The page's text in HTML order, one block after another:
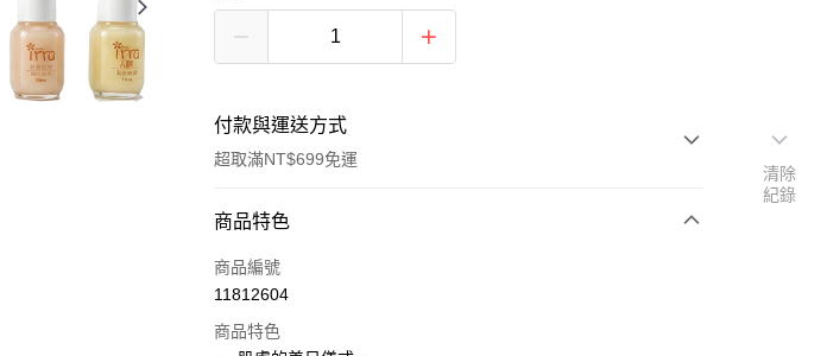
付款與運送方式
超取滿NT$699免運
付款方式
信用卡一次付款
LINE Pay
商品特色
商品編號
11812604
商品特色
清除
紀錄